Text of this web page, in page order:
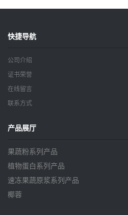
快捷导航
公司介绍
证书荣誉
在线留言
联系方式
产品展厅
果蔬粉系列产品
植物蛋白系列产品
速冻果蔬原浆系列产品
椰蓉